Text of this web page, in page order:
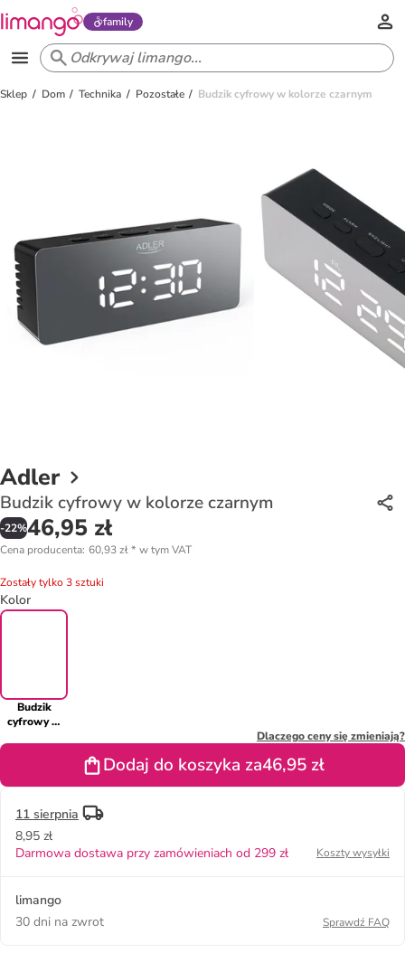
family
Sklep Dom Technika Pozostałe Budzik cyfrowy w kolorze czarnym
Adler
Budzik cyfrowy w kolorze czarnym
-22%46,95 zł
Cena producenta: 60,93 zł* w tym VAT
Zostały tylko 3 sztuki
Kolor
Budzik
cyfrowy w
Dlaczego ceny się zmieniają?
Dodaj do koszyka za46,95 zł
11 sierpnia
8,95 zł
Darmowa dostawa przy zamówieniach od 299 zł
Koszty wysyłki
limango
30 dni na zwrot
Sprawdź FAQ